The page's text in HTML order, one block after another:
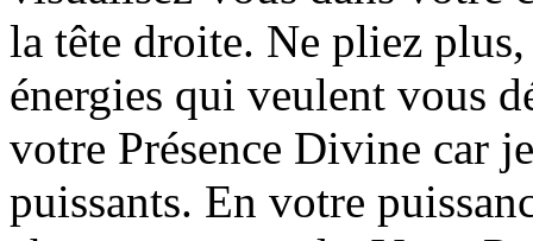
la tête droite. Ne pliez
énergies qui veulent vous
votre Présence Divine car
puissants. En votre